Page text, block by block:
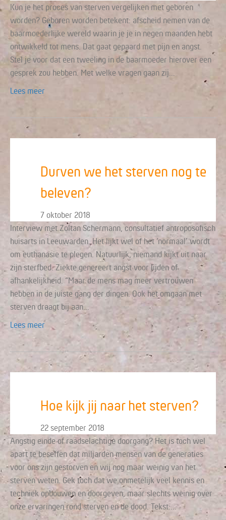
Kun je het proces van sterven vergelijken met geboren
worden? Geboren worden betekent: afscheid nemen van de
baarmoederlijke wereld waarin je je in negen maanden hebt
ontwikkeld tot mens. Dat gaat gepaard met pijn en angst.
Stel je voor dat een tweeling in de baarmoeder hierover een
gesprek zou hebben. Met welke vragen gaan zij…
Lees meer
Durven we het sterven nog te
beleven?
7 oktober 2018
Interview met Zoltan Schermann, consultatief antroposofisch
huisarts in Leeuwarden. Het lijkt wel of het ‘normaal’ wordt
om euthanasie te plegen. Natuurlijk, niemand kijkt uit naar
zijn sterfbed. Ziekte genereert angst voor lijden of
afhankelijkheid. “Maar de mens mag meer vertrouwen
hebben in de juiste gang der dingen. Ook het omgaan met
sterven draagt bij aan…
Lees meer
Hoe kijk jij naar het sterven?
22 september 2018
Angstig einde of raadselachtige doorgang? Het is toch wel
apart te beseffen dat miljarden mensen van de generaties
voor ons zijn gestorven en wij nog maar weinig van het
sterven weten. Gek toch dat we onmetelijk veel kennis en
techniek opbouwen en doorgeven, maar slechts weinig over
onze ervaringen rond sterven en de dood. Tekst:…